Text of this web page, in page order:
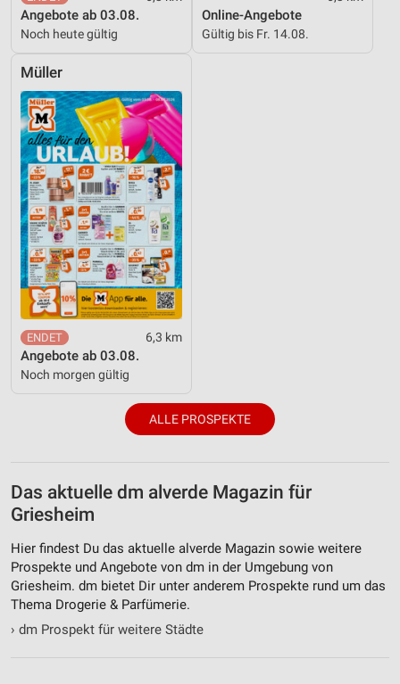
Angebote ab 03.08.
Noch heute gültig
Online-Angebote
Gültig bis Fr. 14.08.
Müller
6,3 km
Angebote ab 03.08.
Noch morgen gültig
ALLE PROSPEKTE
Das aktuelle dm alverde Magazin für
Griesheim
Hier findest Du das aktuelle alverde Magazin sowie weitere
Prospekte und Angebote von dm in der Umgebung von
Griesheim. dm bietet Dir unter anderem Prospekte rund um das
Thema Drogerie & Parfümerie.
› dm Prospekt für weitere Städte
Kombinationen von Daten aus verschiedenen
Quellen
Entwicklung und Verbesserung der Angebote
Verwendung reduzierter Daten zur Auswahl von
Inhalten
IAB-Besonderheiten:
Verwendung genauer Standortdaten
Geräte anhand von aktiv angeforderten
Informationen identifizieren
Nicht-IAB-Verarbeitungszwecke:
Notwendig
Performance
Funktional